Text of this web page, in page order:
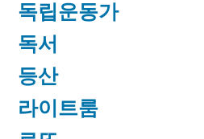
독립운동가
독서
등산
라이트룸